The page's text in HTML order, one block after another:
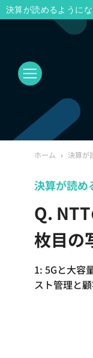
ホーム › 決算が
Q.
枚目の
1: 5Gと大容
スト管理と
決算が読め
決算が読めるように